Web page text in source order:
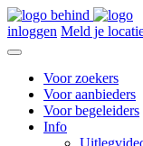
inloggen Meld je
Voor zoekers
Voor aanbieders
Voor begeleiders
Info